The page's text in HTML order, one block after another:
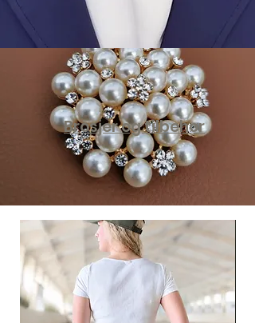
Brosjer og tilbehør